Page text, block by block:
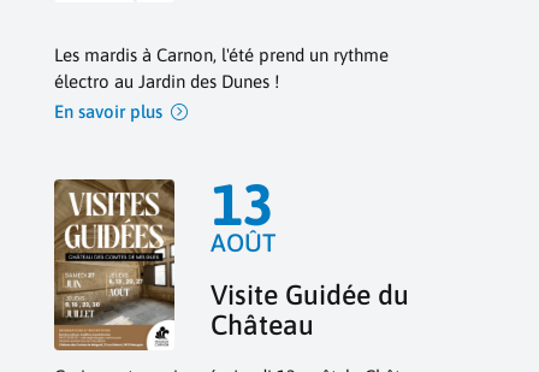
Les mardis à Carnon, l'été prend un rythme
électro au Jardin des Dunes !
En savoir plus
Visite Guidée du
Château
13
AOÛT